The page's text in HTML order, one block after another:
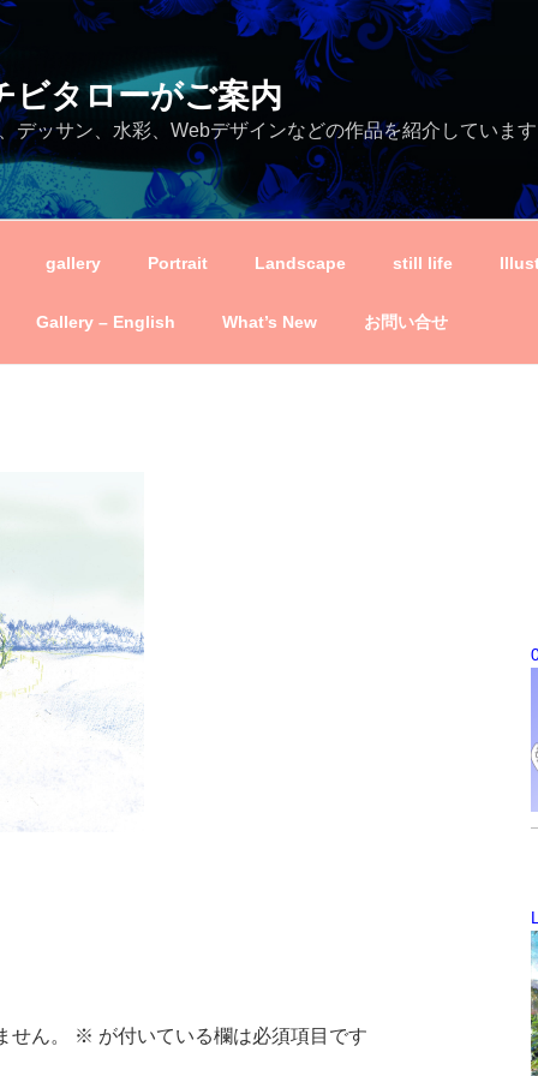
タローがご案内
デッサン、水彩、Webデザインなどの作品を紹介しています
gallery Portrait Landscape still life
Gallery – English What’s New お問い合せ
ん。 ※ が付いている欄は必須項目です